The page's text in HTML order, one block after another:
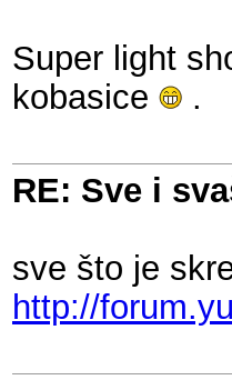
Super light
kobasice
.
RE: Sve i
sve što je
http://